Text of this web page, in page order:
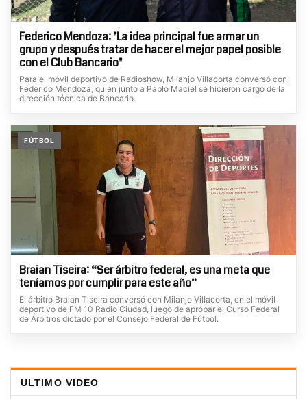
Federico Mendoza: "La idea principal fue armar un
grupo y después tratar de hacer el mejor papel posible
con el Club Bancario"
Para el móvil deportivo de Radioshow, Milanjo Villacorta conversó con
Federico Mendoza, quien junto a Pablo Maciel se hicieron cargo de la
dirección técnica de Bancario.
FÚTBOL
Braian Tiseira: “Ser árbitro federal, es una meta que
teníamos por cumplir para este año”
El árbitro Braian Tiseira conversó con Milanjo Villacorta, en el móvil
deportivo de FM 10 Radio Ciudad, luego de aprobar el Curso Federal
de Árbitros dictado por el Consejo Federal de Fútbol.
ULTIMO VIDEO